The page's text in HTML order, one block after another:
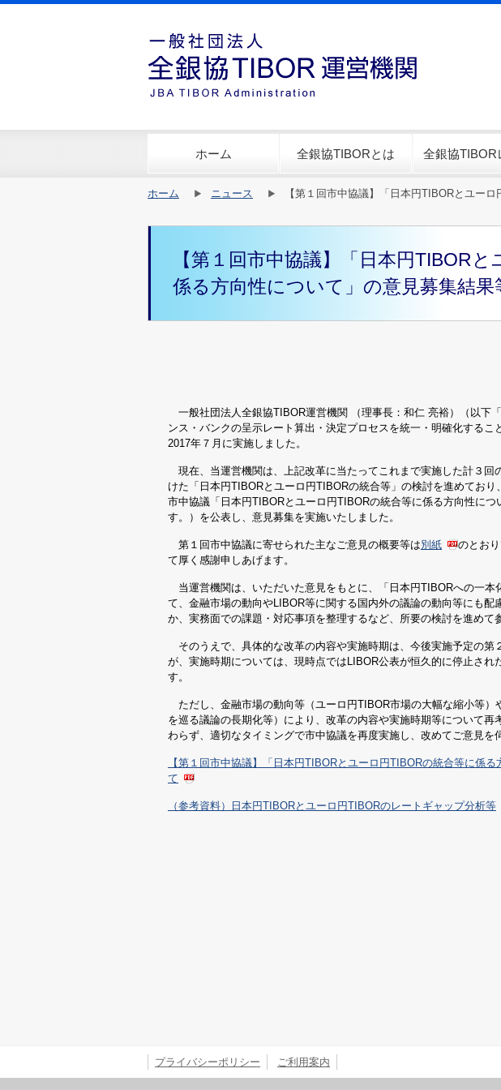
ホーム 全銀協TIBORとは 全銀協TIBOR
ホーム ニュース 【第１回市中協議】「日本円TIBORとユー
【第１回市中協議】「日本円TIBOR
係る方向性について」の意見募集結果
一般社団法人全銀協TIBOR運営機関 （理事長：和仁 亮裕）（以下
ンス・バンクの呈示レート算出・決定プロセスを統一・明確化する
2017年７月に実施しました。
現在、当運営機関は、上記改革に当たってこれまで実施した計３回
けた「日本円TIBORとユーロ円TIBORの統合等」の検討を進めてお
市中協議「日本円TIBORとユーロ円TIBORの統合等に係る方向性に
す。）を公表し、意見募集を実施いたしました。
第１回市中協議に寄せられた主なご意見の概要等は別紙
のとお
て厚く感謝申しあげます。
当運営機関は、いただいた意見をもとに、「日本円TIBORへの一本
て、金融市場の動向やLIBOR等に関する国内外の議論の動向等にも配
か、実務面での課題・対応事項を整理するなど、所要の検討を進めて
そのうえで、具体的な改革の内容や実施時期は、今後実施予定の第
が、実施時期については、現時点ではLIBOR公表が恒久的に停止さ
す。
ただし、金融市場の動向等（ユーロ円TIBOR市場の大幅な縮小等）
を巡る議論の長期化等）により、改革の内容や実施時期等について
わらず、適切なタイミングで市中協議を再度実施し、改めてご意見を
【第１回市中協議】「日本円TIBORとユーロ円TIBORの統合等に係
て
（参考資料）日本円TIBORとユーロ円TIBORのレートギャップ分析等
プライバシーポリシー ご利用案内